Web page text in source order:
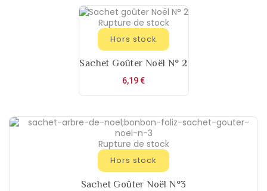
Rupture de stock
Hors stock
Sachet Goûter Noël N° 2
6,19 €Prix
Rupture de stock
Hors stock
Sachet Goûter Noël N°3